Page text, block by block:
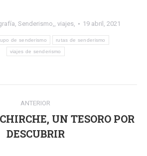
, Senderismo,, viajes, 19 abril, 2021
de senderismo rutas de senderismo
viajes de senderismo
ANTERIOR
Publicación
anterior:
UN TESORO POR
DESCUBRIR